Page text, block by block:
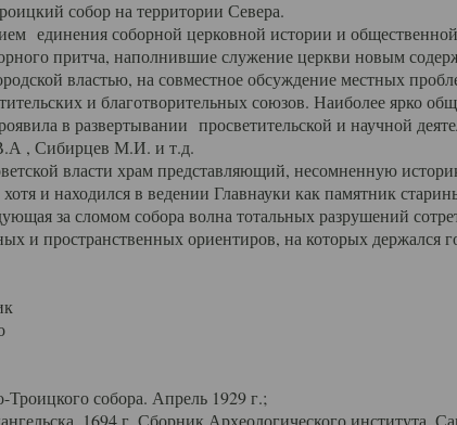
собор на территории Севера.
соборной церковной истории и общественной
притча, наполнившие служение церкви новым
властью, на совместное обсуждение местных
и благотворительных союзов. Наиболее ярко
в развертывании просветительской и научной
, Сибирцев М.И. и т.д.
власти храм представляющий, несомненную
и находился в ведении Главнауки как памятник
за сломом собора волна тотальных разрушений
и пространственных ориентиров, на которых держался
собора. Апрель 1929 г.;
1694 г. Сборник Археологического института.